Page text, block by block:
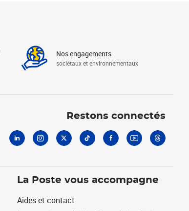
Nos engagements
sociétaux et environnementaux
Restons connectés
La Poste vous accompagne
Aides et contact